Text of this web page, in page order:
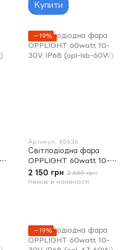
Купити
−19%
Артикул: 65636
Світлодіодна фара
OPPLIGHT 60watt 10-
30V IP68 (opl-lsb-60W)
2 150 грн 2 665 грн
Немає в наявності
−19%